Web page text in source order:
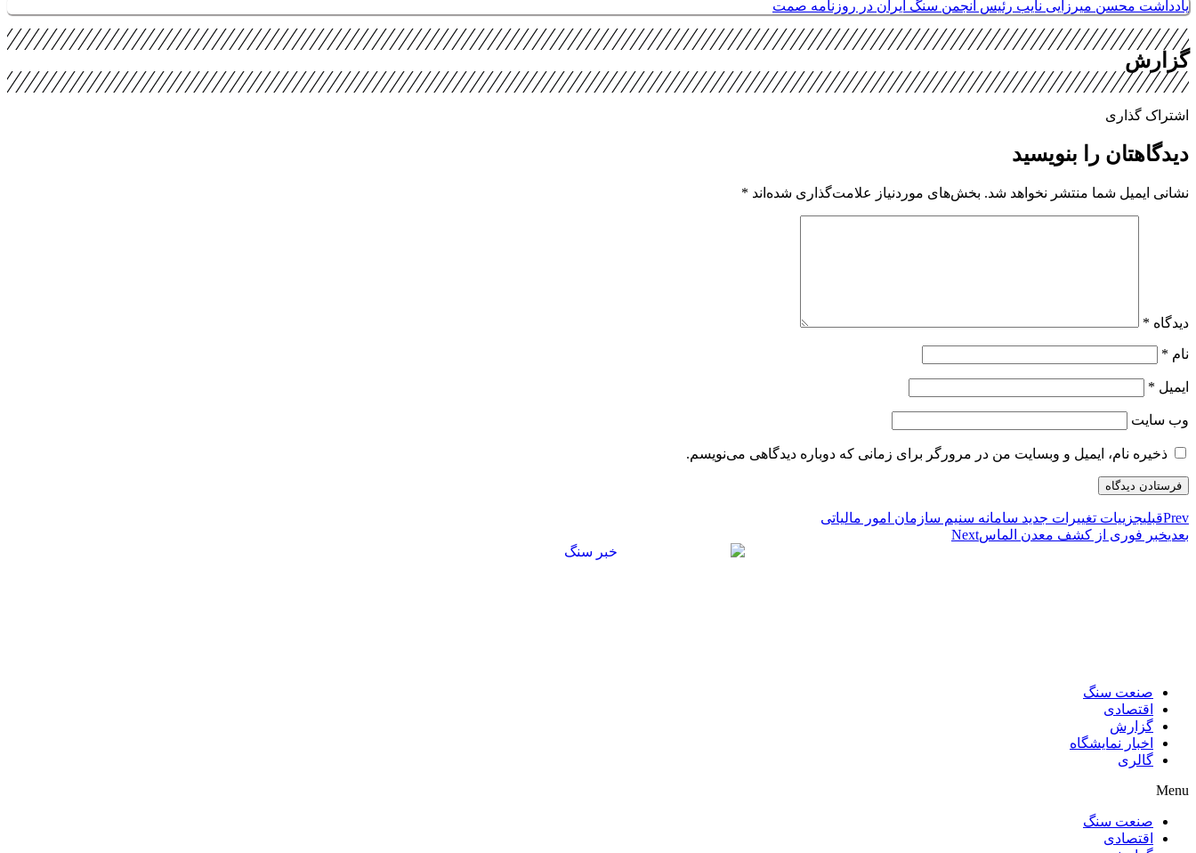
یادداشت محسن میرزایی نایب رئیس انجمن سنگ ایران در روزنامه صمت
گزارش
اشتراک گذاری
دیدگاهتان را بنویسید
نشانی ایمیل شما منتشر نخواهد شد. بخش‌های موردنیاز علامت‌گذاری شده‌اند *
دیدگاه *
نام *
ایمیل *
وب‌ سایت
ذخیره نام، ایمیل و وبسایت من در مرورگر برای زمانی که دوباره دیدگاهی می‌نویسم.
Prevقبلیجزییات تغییرات جدید سامانه سنیم سازمان امور مالیاتی
بعدیخبر فوری از کشف معدن الماسNext
صنعت سنگ
اقتصادی
گزارش
اخبار نمایشگاه
گالری
Menu
صنعت سنگ
اقتصادی